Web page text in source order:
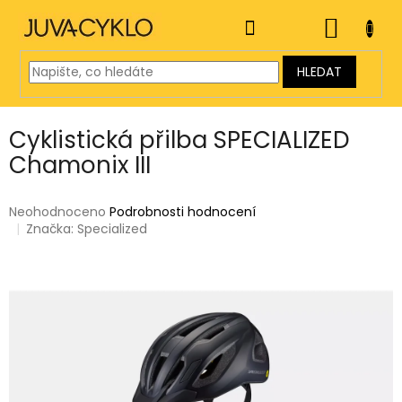
obsah
HLEDAT
KOŠÍK
Cyklistická přilba SPECIALIZED
Chamonix III
Průměrné
hodnocení
Neohodnoceno Podrobnosti hodnocení
Značka:Specialized